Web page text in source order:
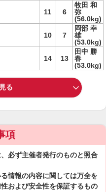
11 6
牧田 和
弥
(56.0kg)
10 7
岡部 幸
雄
(53.0kg)
14 13
田中 勝
春
(53.0kg)
る
項
必ず主催者発行のものと照合
情報の内容に関しては万全を
および安全性を保証するもの